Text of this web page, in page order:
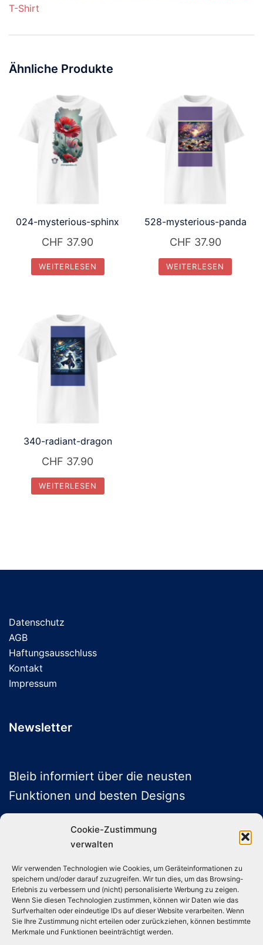
Cookie-Zustimmung
verwalten
Wir verwenden Technologien wie Cookies, um Geräteinformationen zu
speichern und/oder darauf zuzugreifen. Wir tun dies, um das Browsing-
Erlebnis zu verbessern und (nicht) personalisierte Werbung zu zeigen.
Wenn Sie diesen Technologien zustimmen, können wir Daten wie das
Surfverhalten oder eindeutige IDs auf dieser Website verarbeiten. Wenn
Sie Ihre Zustimmung nicht erteilen oder zurückziehen, können bestimmte
Merkmale und Funktionen beeinträchtigt werden.
T-Shirt
Ähnliche Produkte
024-mysterious-sphinx
CHF 37.90
WEITERLESEN
528-mysterious-panda
CHF 37.90
WEITERLESEN
340-radiant-dragon
CHF 37.90
WEITERLESEN
Datenschutz
AGB
Haftungsausschluss
Kontakt
Impressum
Newsletter
Bleib informiert über die neusten
Funktionen und besten Designs
ABONNIEREN
Folge uns auf Social Media